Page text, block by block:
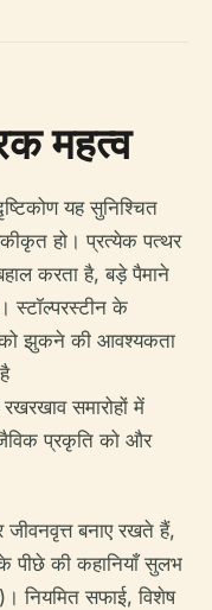
महत्व
यह सुनिश्चित
हो। प्रत्येक पत्थर
करता है, बड़े पैमाने
स्टॉल्परस्टीन के
को झुकने की आवश्यकता
समारोहों में
जैविक प्रकृति को और
बनाए रखते हैं,
पीछे की कहानियाँ सुलभ
नियमित सफाई, विशेष